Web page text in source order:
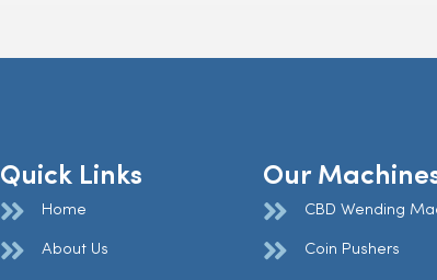
Quick Links
Home
About Us
Our
CBD Wending
Coin Pushers